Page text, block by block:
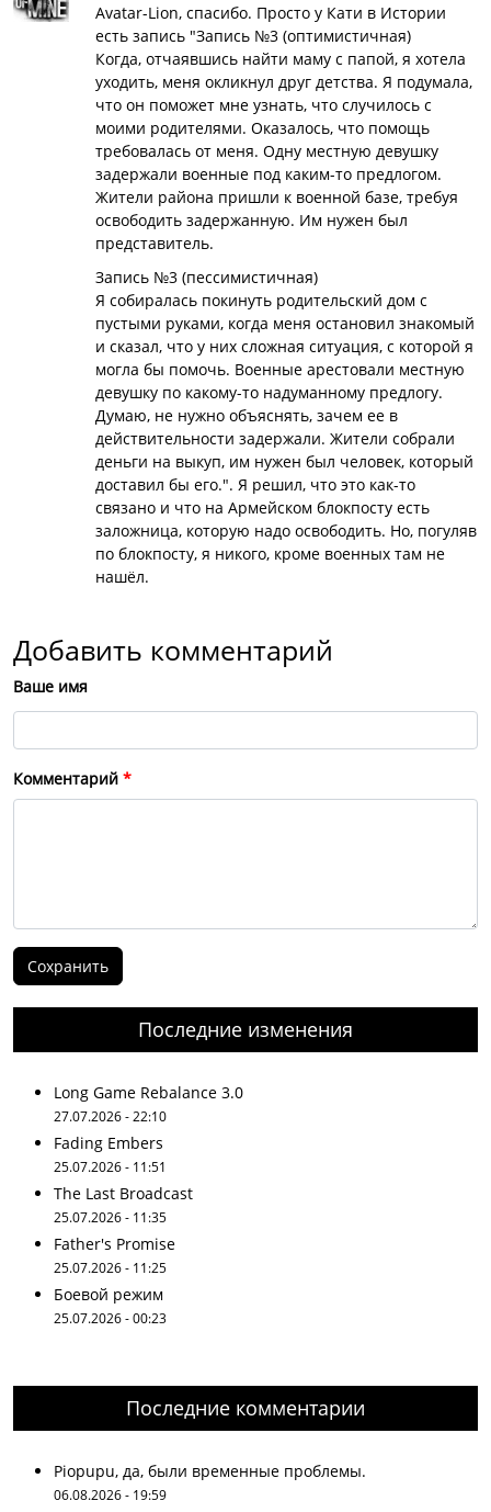
Avatar-Lion, спасибо. Просто у Кати в Истории
есть запись "Запись №3 (оптимистичная)
Когда, отчаявшись найти маму с папой, я хотела
уходить, меня окликнул друг детства. Я подумала,
что он поможет мне узнать, что случилось с
моими родителями. Оказалось, что помощь
требовалась от меня. Одну местную девушку
задержали военные под каким-то предлогом.
Жители района пришли к военной базе, требуя
освободить задержанную. Им нужен был
представитель.
Запись №3 (пессимистичная)
Я собиралась покинуть родительский дом с
пустыми руками, когда меня остановил знакомый
и сказал, что у них сложная ситуация, с которой я
могла бы помочь. Военные арестовали местную
девушку по какому-то надуманному предлогу.
Думаю, не нужно объяснять, зачем ее в
действительности задержали. Жители собрали
деньги на выкуп, им нужен был человек, который
доставил бы его.". Я решил, что это как-то
связано и что на Армейском блокпосту есть
заложница, которую надо освободить. Но, погуляв
по блокпосту, я никого, кроме военных там не
нашёл.
Добавить комментарий
Ваше имя
Комментарий
Последние изменения
Long Game Rebalance 3.0
27.07.2026 - 22:10
Fading Embers
25.07.2026 - 11:51
The Last Broadcast
25.07.2026 - 11:35
Father's Promise
25.07.2026 - 11:25
Боевой режим
25.07.2026 - 00:23
Последние комментарии
Piopupu, да, были временные проблемы.
06.08.2026 - 19:59